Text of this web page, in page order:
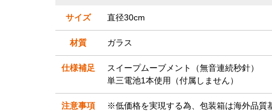
サイズ 直径30cm
材質 ガラス
仕様補足
スイープムーブメント（無音連続秒針）
単三電池1本使用（付属しません）
注意事項 ※低価格を実現する為、包装箱は海外品質